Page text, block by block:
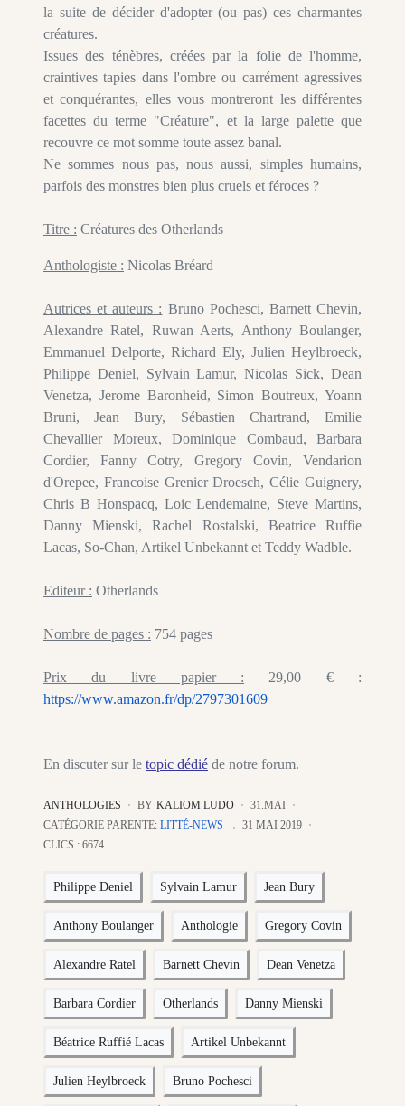
la suite de décider d'adopter (ou pas) ces charmantes
créatures.
Issues des ténèbres, créées par la folie de l'homme,
craintives tapies dans l'ombre ou carrément agressives
et conquérantes, elles vous montreront les différentes
facettes du terme "Créature", et la large palette que
recouvre ce mot somme toute assez banal.
Ne sommes nous pas, nous aussi, simples humains,
parfois des monstres bien plus cruels et féroces ?
Titre : Créatures des Otherlands
Anthologiste : Nicolas Bréard
Autrices et auteurs : Bruno Pochesci, Barnett Chevin,
Alexandre Ratel, Ruwan Aerts, Anthony Boulanger,
Emmanuel Delporte, Richard Ely, Julien Heylbroeck,
Philippe Deniel, Sylvain Lamur, Nicolas Sick, Dean
Venetza, Jerome Baronheid, Simon Boutreux, Yoann
Bruni, Jean Bury, Sébastien Chartrand, Emilie
Chevallier Moreux, Dominique Combaud, Barbara
Cordier, Fanny Cotry, Gregory Covin, Vendarion
d'Orepee, Francoise Grenier Droesch, Célie Guignery,
Chris B Honspacq, Loic Lendemaine, Steve Martins,
Danny Mienski, Rachel Rostalski, Beatrice Ruffie
Lacas, So-Chan, Artikel Unbekannt et Teddy Wadble.
Editeur : Otherlands
Nombre de pages : 754 pages
Prix du livre papier : 29,00 € :
https://www.amazon.fr/dp/2797301609
En discuter sur le topic dédié de notre forum.
ANTHOLOGIES BY KALIOM LUDO
31.MAI
CATÉGORIE PARENTE: LITTÉ-NEWS
31 MAI 2019
CLICS : 6674
Philippe Deniel Sylvain Lamur Jean Bury
Anthony Boulanger Anthologie Gregory Covin
Alexandre Ratel Barnett Chevin Dean Venetza
Barbara Cordier Otherlands Danny Mienski
Béatrice Ruffié Lacas Artikel Unbekannt
Julien Heylbroeck Bruno Pochesci